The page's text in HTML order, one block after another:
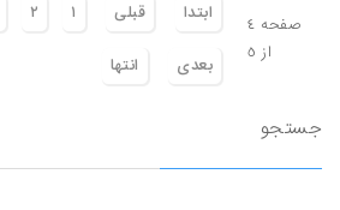
صفحه ٤
از ٥
ابتدا قبلی ١ ٢
بعدی
انتها
جستجو